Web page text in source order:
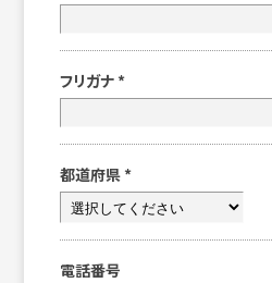
フリガナ *
都道府県 *
電話番号